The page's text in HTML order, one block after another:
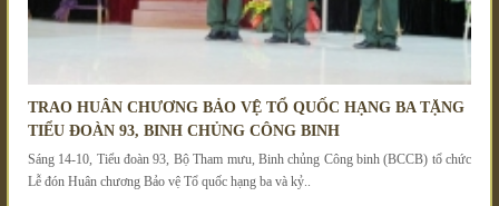
TRAO HUÂN CHƯƠNG BẢO VỆ TỔ QUỐC HẠNG BA TẶNG
TIỂU ĐOÀN 93, BINH CHỦNG CÔNG BINH
Sáng 14-10, Tiểu đoàn 93, Bộ Tham mưu, Binh chủng Công binh (BCCB) tổ chức
Lễ đón Huân chương Bảo vệ Tổ quốc hạng ba và kỷ..